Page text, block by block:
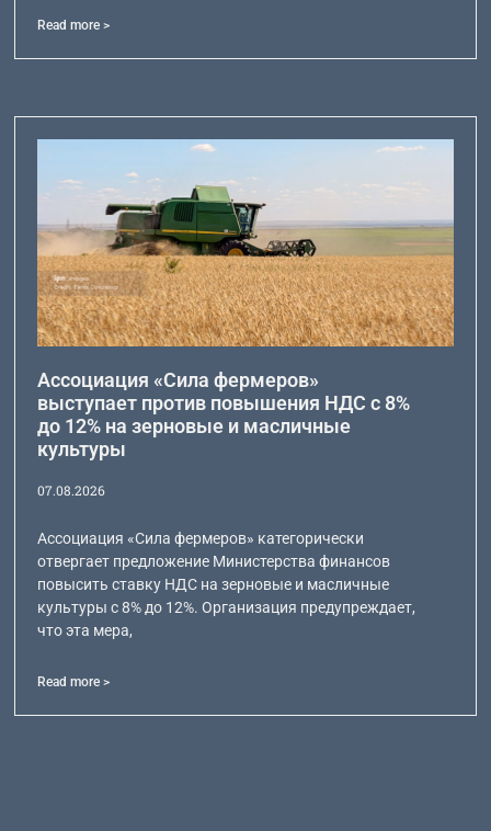
Read more >
Ассоциация «Сила фермеров»
выступает против повышения НДС с 8%
до 12% на зерновые и масличные
культуры
07.08.2026
Ассоциация «Сила фермеров» категорически
отвергает предложение Министерства финансов
повысить ставку НДС на зерновые и масличные
культуры с 8% до 12%. Организация предупреждает,
что эта мера,
Read more >